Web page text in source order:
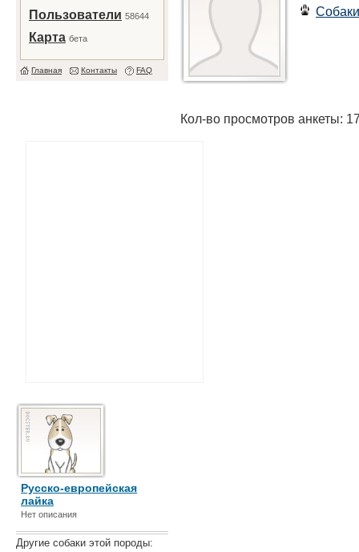
Пользователи 58644
Карта бета
Главная Контакты FAQ
Русско-европейская
лайка
Нет описания
Другие собаки этой породы:
Собаки
Кол-во просмотров анкеты: